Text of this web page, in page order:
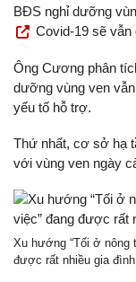
BĐS nghỉ dưỡng
Covid-19 sẽ vẫn
Ông Cương phân
dưỡng vùng ven
yếu tố hỗ trợ.
Thứ nhất, cơ sở hạ
với vùng ven ngày
Xu hướng “Tối ở nông
được rất nhiều gia